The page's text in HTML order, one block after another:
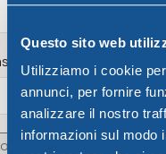
Questo sito web
Utilizziamo i cookie
annunci, per fornire
analizzare il nostro
informazioni sul modo
in